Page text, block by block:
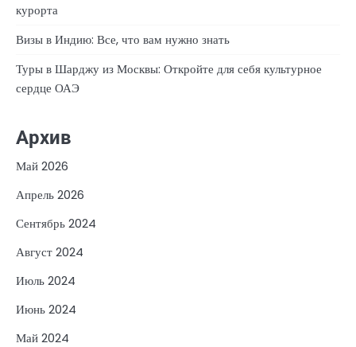
курорта
Визы в Индию: Все, что вам нужно знать
Туры в Шарджу из Москвы: Откройте для себя культурное
сердце ОАЭ
Архив
Май 2026
Апрель 2026
Сентябрь 2024
Август 2024
Июль 2024
Июнь 2024
Май 2024